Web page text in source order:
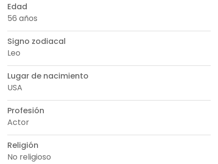
Edad
56 años
Signo zodiacal
Leo
Lugar de nacimiento
USA
Profesión
Actor
Religión
No religioso